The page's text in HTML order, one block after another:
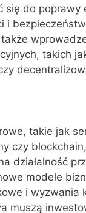
się do poprawy
i
takich
takie jak
czy
działalność
modele
i wyzwania
muszą